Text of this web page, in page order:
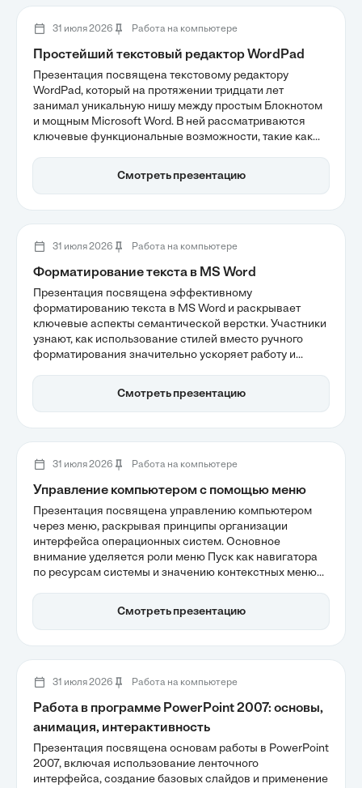
31 июля 2026 Работа на компьютере
Простейший текстовый редактор WordPad
Презентация посвящена текстовому редактору
WordPad, который на протяжении тридцати лет
занимал уникальную нишу между простым Блокнотом
и мощным Microsoft Word. В ней рассматриваются
ключевые функциональные возможности, такие как
инструменты для базового форматирования текста.
Также обсуждаются причины прекращения его
программного обеспечения.
Смотреть презентацию
31 июля 2026 Работа на компьютере
Форматирование текста в MS Word
Презентация посвящена эффективному
форматированию текста в MS Word и раскрывает
ключевые аспекты семантической верстки. Участники
узнают, как использование стилей вместо ручного
форматирования значительно ускоряет работу и
Также рассматриваются важные принципы
доступности и корпоративные стандарты, что делает
Смотреть презентацию
31 июля 2026 Работа на компьютере
Управление компьютером с помощью меню
Презентация посвящена управлению компьютером
через меню, раскрывая принципы организации
интерфейса операционных систем. Основное
внимание уделяется роли меню Пуск как навигатора
по ресурсам системы и значению контекстных меню
рассматривается, как визуальные метафоры и
стандартизация элементов управления снижают
Смотреть презентацию
31 июля 2026 Работа на компьютере
Работа в программе PowerPoint 2007: основы,
анимация, интерактивность
Презентация посвящена основам работы в PowerPoint
2007, включая использование ленточного
интерфейса, создание базовых слайдов и применение